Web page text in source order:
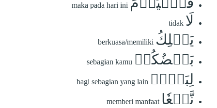
maka pada hari ini
لَا tidak
يَمۡلِكُ berkuasa/memiliki
بَعۡضُكُمۡ sebagian kamu
لِبَعۡضٖ bagi sebagian yang lain
نَّفۡعٗا memberi manfaat